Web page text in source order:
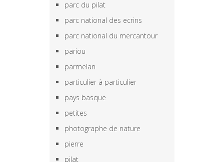
parc du pilat
parc national des ecrins
parc national du mercantour
pariou
parmelan
particulier à particulier
pays basque
petites
photographe de nature
pierre
pilat